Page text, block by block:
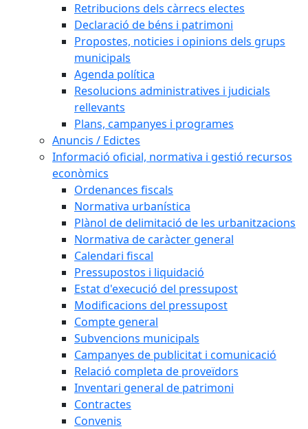
Retribucions dels càrrecs electes
Declaració de béns i patrimoni
Propostes, noticies i opinions dels grups
municipals
Agenda política
Resolucions administratives i judicials
rellevants
Plans, campanyes i programes
Anuncis / Edictes
Informació oficial, normativa i gestió recursos
econòmics
Ordenances fiscals
Normativa urbanística
Plànol de delimitació de les urbanitzacions
Normativa de caràcter general
Calendari fiscal
Pressupostos i liquidació
Estat d'execució del pressupost
Modificacions del pressupost
Compte general
Subvencions municipals
Campanyes de publicitat i comunicació
Relació completa de proveïdors
Inventari general de patrimoni
Contractes
Convenis